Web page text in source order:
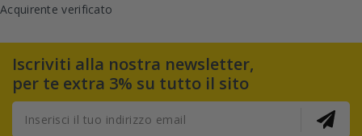
Acquirente verificato
Iscriviti alla nostra newsletter,
per te extra 3% su tutto il sito